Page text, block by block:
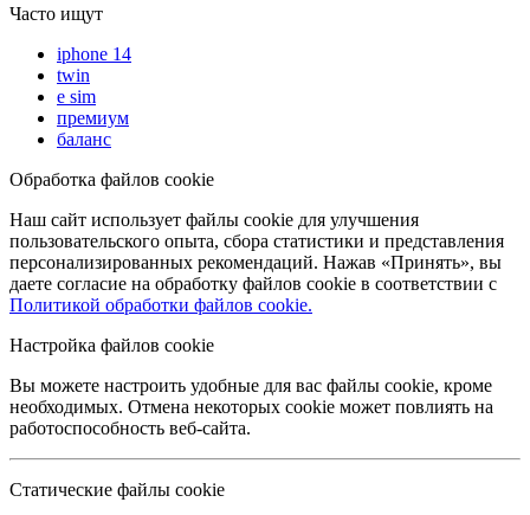
Часто ищут
iphone 14
twin
e sim
премиум
баланс
Обработка файлов cookie
Наш сайт использует файлы cookie для улучшения
пользовательского опыта, сбора статистики и представления
персонализированных рекомендаций. Нажав «Принять», вы
даете согласие на обработку файлов cookie в соответствии с
Политикой обработки файлов cookie.
Настройка файлов cookie
Вы можете настроить удобные для вас файлы cookie, кроме
необходимых. Отмена некоторых cookie может повлиять на
работоспособность веб-сайта.
Статические файлы cookie